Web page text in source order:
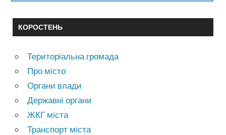
КОРОСТЕНЬ
Територіальна громада
Про місто
Органи влади
Державні органи
ЖКГ міста
Транспорт міста